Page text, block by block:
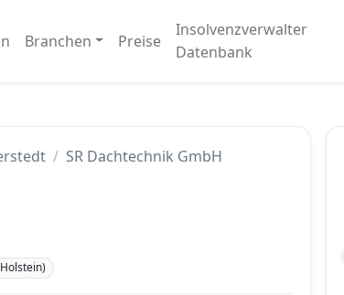
Branchen Preise
Insolvenzverwalter
Datenbank
SR Dachtechnik GmbH